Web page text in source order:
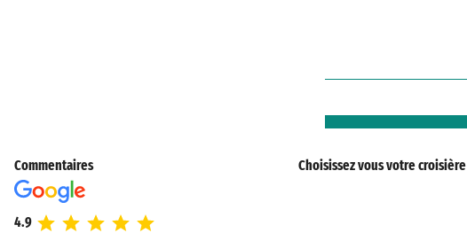
Commentaires
4.9
Choisissez vous votre croisière